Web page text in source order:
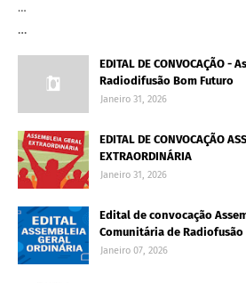
…
…
EDITAL DE CONVOCAÇÃO
Radiodifusão Bom Futuro
Janeiro 31, 2026
EDITAL DE CONVOCAÇÃO
EXTRAORDINÁRIA
Janeiro 31, 2026
Edital de convocação
Comunitária de Radiofusão
Janeiro 07, 2026